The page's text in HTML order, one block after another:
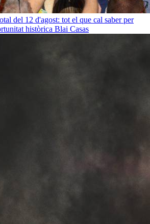
del 12 d'agost: tot el que cal saber per
històrica Blai Casas